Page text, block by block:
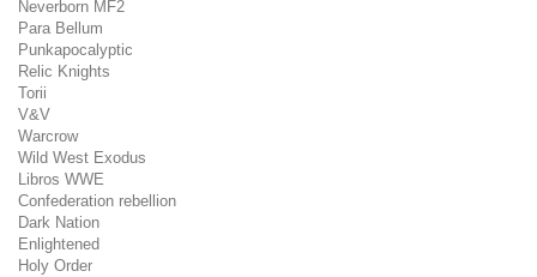
Neverborn MF2
Para Bellum
Punkapocalyptic
Relic Knights
Torii
V&V
Warcrow
Wild West Exodus
Libros WWE
Confederation rebellion
Dark Nation
Enlightened
Holy Order